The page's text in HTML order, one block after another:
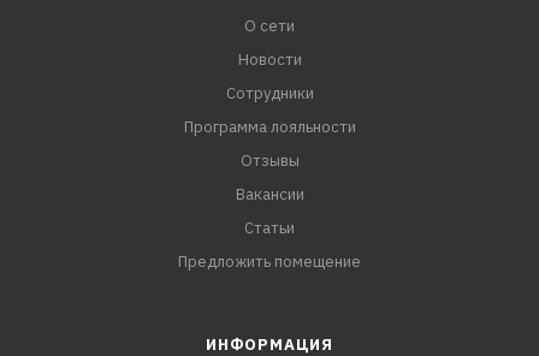
О сети
Новости
Сотрудники
Программа лояльности
Отзывы
Вакансии
Статьи
Предложить помещение
ИНФОРМАЦИЯ